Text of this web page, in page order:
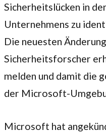
Sicherheitslücken in
Unternehmens zu
Die neuesten
Sicherheitsforscher
melden und damit die
der Microsoft-
Microsoft hat